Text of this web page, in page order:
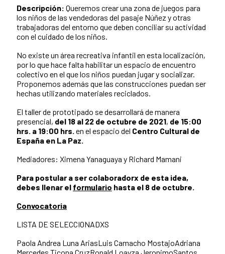
Descripción: Queremos crear una zona de juegos para
los niños de las vendedoras del pasaje Núñez y otras
trabajadoras del entorno que deben conciliar su actividad
con el cuidado de los niños.
No existe un área recreativa infantil en esta localización,
por lo que hace falta habilitar un espacio de encuentro
colectivo en el que los niños puedan jugar y socializar.
Proponemos además que las construcciones puedan ser
hechas utilizando materiales reciclados.
El taller de prototipado se desarrollará de manera
presencial, del 18 al 22 de octubre de 2021, de 15:00
hrs. a 19:00 hrs. en el espacio del Centro Cultural de
España en La Paz.
Mediadores: Ximena Yanaguaya y Richard Mamani
Para postular a ser colaboradorx de esta idea,
debes llenar el formulario hasta el 8 de octubre.
Convocatoria
LISTA DE SELECCIONADXS
Paola Andrea Luna AriasLuis Camacho MostajoAdriana